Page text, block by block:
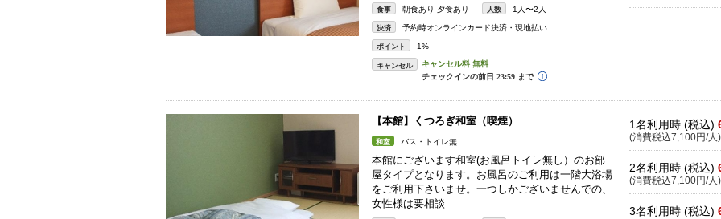
食事 朝食あり 夕食あり 人数 1人〜2人
決済 予約時オンラインカード決済・現地払い
ポイント 1%
キャンセル
【本館】くつろぎ和室（喫煙）
和室 バス・トイレ無
本館にございます和室(お風呂トイレ無し）のお部
屋タイプとなります。お風呂のご利用は一階大浴場
をご利用下さいませ。一つしかございませんでの、
女性様は要相談
1名利用時 (税込)
(消費税込7,100円/人)
2名利用時 (税込)
(消費税込7,100円/人)
3名利用時 (税込)